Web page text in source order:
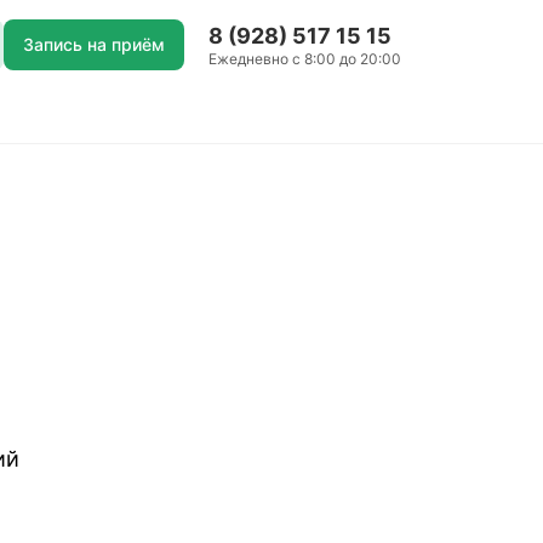
Запись на приём 8 (928) 517 15 15
Ежедневно с 8:00 до 20:00